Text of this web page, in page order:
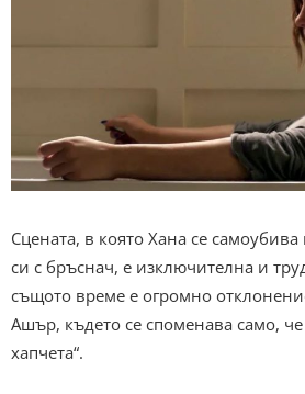
Сцената, в която Хана се самоубива
си с бръснач, е изключителна и
същото време е огромно
Ашър, където се споменава само,
хапчета“.